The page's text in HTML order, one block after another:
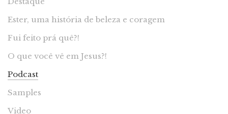
Ester, uma história de beleza e coragem
Fui feito prá quê?!
O que você vê em Jesus?!
Podcast
Samples
Video